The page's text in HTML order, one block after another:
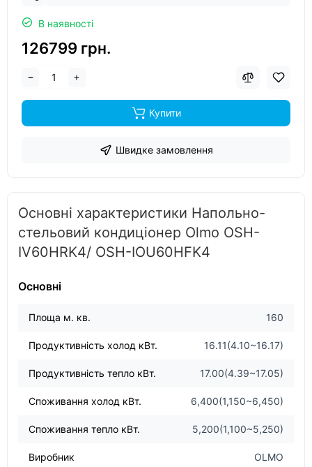
В наявності
126799 грн.
Купити
Швидке замовлення
Основні характеристики Напольно-
стельовий кондиціонер Olmo OSH-
IV60HRK4/ OSH-IOU60HFK4
Основні
Площа м. кв. 160
Продуктивність холод кВт. 16.11(4.10~16.17)
Продуктивність тепло кВт. 17.00(4.39~17.05)
Споживання холод кВт. 6,400(1,150~6,450)
Споживання тепло кВт. 5,200(1,100~5,250)
Виробник OLMO